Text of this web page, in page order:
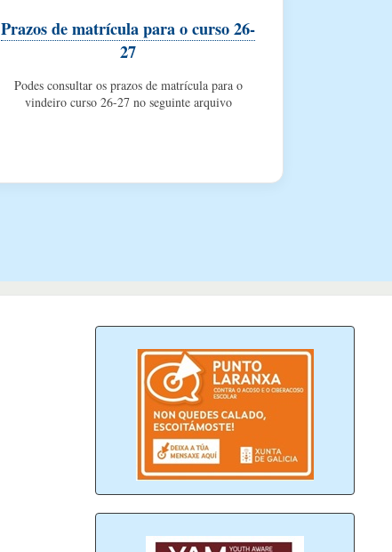
Prazos de matrícula para o curso 26-
27
Podes consultar os prazos de matrícula para o
vindeiro curso 26-27 no seguinte arquivo